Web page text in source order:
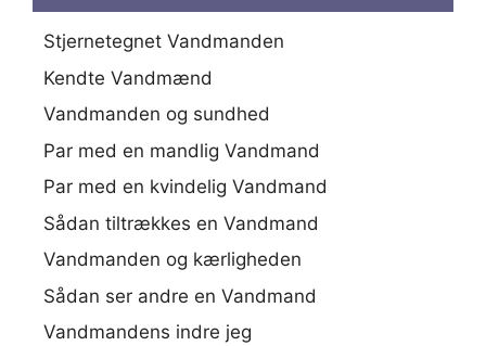
Stjernetegnet Vandmanden
Kendte Vandmænd
Vandmanden og sundhed
Par med en mandlig Vandmand
Par med en kvindelig Vandmand
Sådan tiltrækkes en Vandmand
Vandmanden og kærligheden
Sådan ser andre en Vandmand
Vandmandens indre jeg